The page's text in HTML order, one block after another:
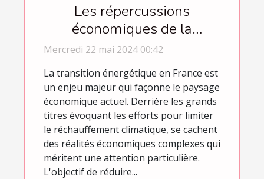
Les répercussions
économiques de la
transition énergétique en
France
Mercredi 22 mai 2024 00:42
La transition énergétique en France est
un enjeu majeur qui façonne le paysage
économique actuel. Derrière les grands
titres évoquant les efforts pour limiter
le réchauffement climatique, se cachent
des réalités économiques complexes qui
méritent une attention particulière.
L'objectif de réduire...